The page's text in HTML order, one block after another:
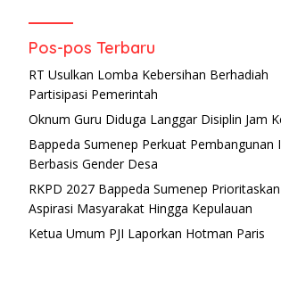
Pos-pos Terbaru
RT Usulkan Lomba Kebersihan Berhadiah
Partisipasi Pemerintah
Oknum Guru Diduga Langgar Disiplin Jam
Bappeda Sumenep Perkuat Pembangunan
Berbasis Gender Desa
RKPD 2027 Bappeda Sumenep Prioritaskan
Aspirasi Masyarakat Hingga Kepulauan
Ketua Umum PJI Laporkan Hotman Paris